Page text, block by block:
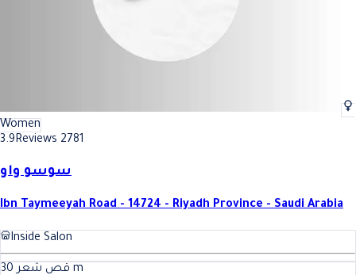
Women
3.9Reviews 2781
سوسو واو
Ibn Taymeeyah Road - 14724 - Riyadh Province - Saudi Arabia
Inside Salon
قص شعر 30
m